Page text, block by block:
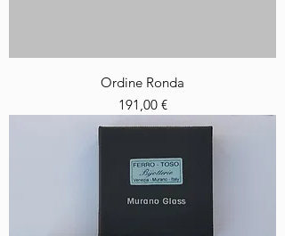
Ordine Ronda
Prezzo
191,00 €